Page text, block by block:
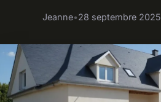
Jeanne•28 septembre 2025